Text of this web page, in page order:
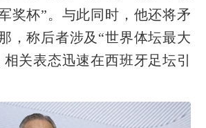
奖杯”。与此同时，他还将矛
，称后者涉及“世界体坛最大
相关表态迅速在西班牙足坛引